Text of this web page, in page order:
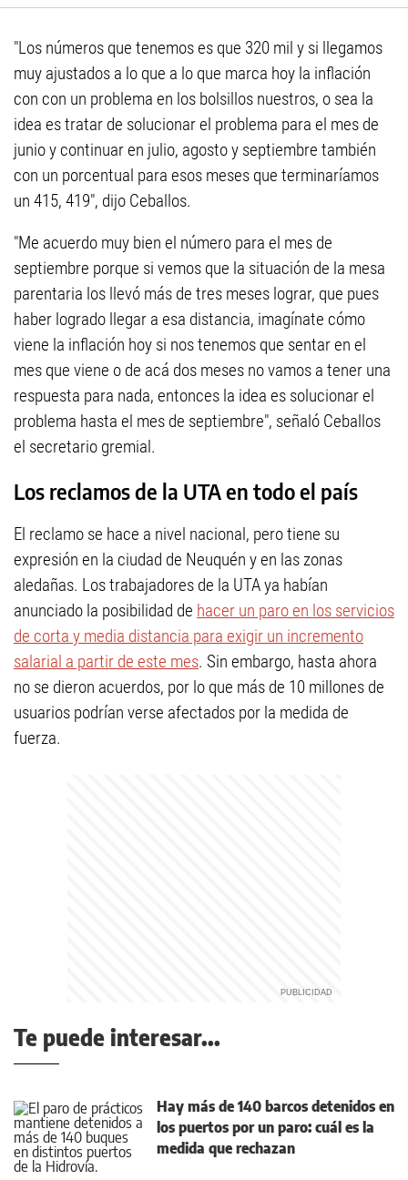
"Los números que tenemos es que 320 mil y si llegamos
muy ajustados a lo que a lo que marca hoy la inflación
con con un problema en los bolsillos nuestros, o sea la
idea es tratar de solucionar el problema para el mes de
junio y continuar en julio, agosto y septiembre también
con un porcentual para esos meses que terminaríamos
un 415, 419", dijo Ceballos.
"Me acuerdo muy bien el número para el mes de
septiembre porque si vemos que la situación de la mesa
parentaria los llevó más de tres meses lograr, que pues
haber logrado llegar a esa distancia, imagínate cómo
viene la inflación hoy si nos tenemos que sentar en el
mes que viene o de acá dos meses no vamos a tener una
respuesta para nada, entonces la idea es solucionar el
problema hasta el mes de septiembre", señaló Ceballos
el secretario gremial.
Los reclamos de la UTA en todo el país
El reclamo se hace a nivel nacional, pero tiene su
expresión en la ciudad de Neuquén y en las zonas
aledañas. Los trabajadores de la UTA ya habían
anunciado la posibilidad de hacer un paro en los servicios
de corta y media distancia para exigir un incremento
salarial a partir de este mes. Sin embargo, hasta ahora
no se dieron acuerdos, por lo que más de 10 millones de
usuarios podrían verse afectados por la medida de
fuerza.
Te puede interesar...
Hay más de 140 barcos detenidos en
los puertos por un paro: cuál es la
medida que rechazan